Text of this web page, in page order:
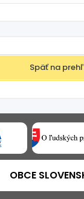
Späť na
OBCE